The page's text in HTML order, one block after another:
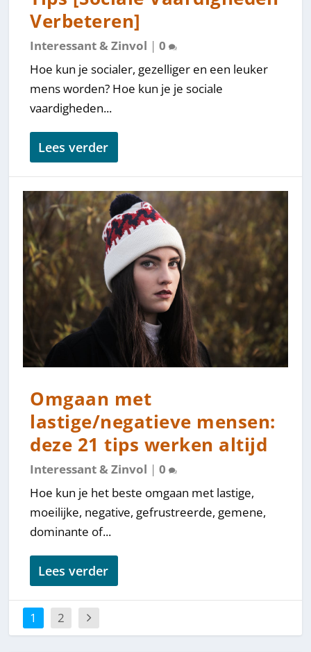
Verbeteren]
Interessant & Zinvol |0
Hoe kun je socialer, gezelliger en een leuker
mens worden? Hoe kun je je sociale
vaardigheden...
Lees verder
Omgaan met
lastige/negatieve mensen:
deze 21 tips werken altijd
Interessant & Zinvol |0
Hoe kun je het beste omgaan met lastige,
moeilijke, negative, gefrustreerde, gemene,
dominante of...
Lees verder
1 2